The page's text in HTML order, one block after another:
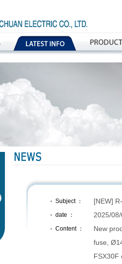
Subject ： [NEW]
date ： 2025/
Content ：
New
fuse,
FSX30F